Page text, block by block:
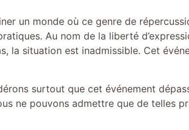
un monde où ce genre de
Au nom de la liberté
la situation est inadmissible. Cet
surtout que cet événement
ne pouvons admettre que de telles